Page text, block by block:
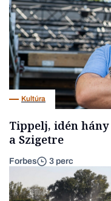
Kultúra
Tippelj, idén
a Szigetre
Forbes 3 perc